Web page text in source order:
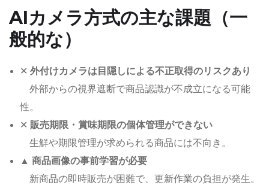
AIカメラ方式の主な課題（一
般的な）
✕ 外付けカメラは目隠しによる不正取得のリスクあり
外部からの視界遮断で商品認識が不成立になる可能
性。
✕ 販売期限・賞味期限の個体管理ができない
生鮮や期限管理が求められる商品には不向き。
▲ 商品画像の事前学習が必要
新商品の即時販売が困難で、更新作業の負担が発生。